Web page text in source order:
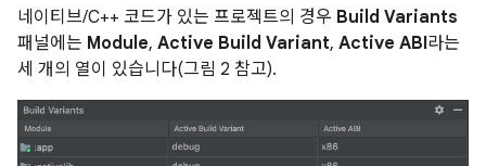
네이티브/C++ 코드가 있는 프로젝트의 경우 Build Variants
패널에는 Module, Active Build Variant, Active ABI라는
세 개의 열이 있습니다(그림 2 참고).